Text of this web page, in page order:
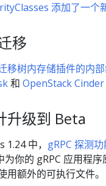
添加了一个
移
移树内存储插件的内
和 OpenStack Cinder
升级到 Beta
中， gRPC 探测
你的 gRPC 应用程序
用额外的可执行文件。